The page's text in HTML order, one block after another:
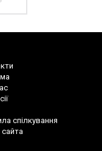
спілкування